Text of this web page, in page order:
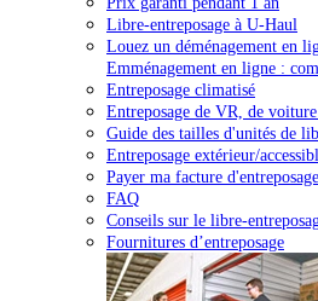
Libre-entreposage à U-Haul
Louez un déménagement en
Emménagement en ligne :
Entreposage climatisé
Entreposage de VR, de
Guide des tailles d'unités de
Entreposage extérieur/
Payer ma facture d'entreposage
FAQ
Conseils sur le libre-
Fournitures d’entreposage